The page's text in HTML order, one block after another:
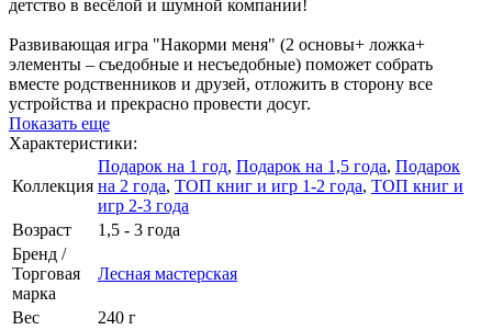
детство в весёлой и шумной компании!
Развивающая игра "Накорми меня" (2 основы+ ложка+
элементы – съедобные и несъедобные) поможет собрать
вместе родственников и друзей, отложить в сторону все
устройства и прекрасно провести досуг.
Показать еще
Характеристики:
Коллекция
Подарок на 1 год, Подарок на 1,5 года, Подарок
на 2 года, ТОП книг и игр 1-2 года, ТОП книг и
игр 2-3 года
Возраст
1,5 - 3 года
Бренд /
Торговая
марка
Лесная мастерская
Вес
240 г